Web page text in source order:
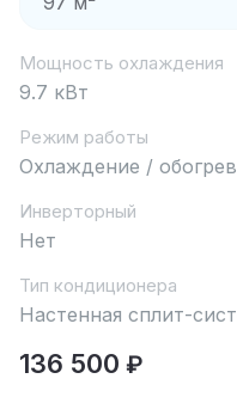
Мощность охлаждения
9.7 кВт
Режим работы
Охлаждение / обогрев
Инверторный
Нет
Тип кондиционера
Настенная сплит-
136 500 ₽